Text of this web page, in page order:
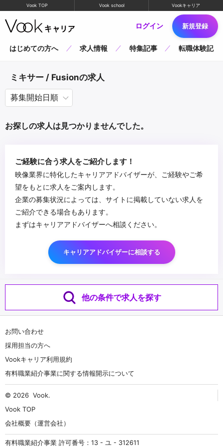
Vook TOP Vook school Vookキャリア
ログイン 新規登録
はじめての方へ 求人情報 特集記事 転職体験記
ミキサー / Fusionの求人
お探しの求人は見つかりませんでした。
ご経験に合う求人をご紹介します！
映像業界に特化したキャリアアドバイザーが、ご経験やご希
望をもとに求人をご案内します。
企業の募集状況によっては、サイトに掲載していない求人を
ご紹介できる場合もあります。
まずはキャリアアドバイザーへ相談ください。
キャリアアドバイザーに相談する
他の条件で求人を探す
お問い合わせ
採用担当の方へ
Vookキャリア利用規約
有料職業紹介事業に関する情報開示について
© 2026 Vook.
Vook TOP
会社概要（運営会社）
有料職業紹介事業 許可番号：13 - ユ - 312611